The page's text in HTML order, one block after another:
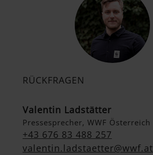
RÜCKFRAGEN
Valentin Ladstätter
Pressesprecher, WWF Österreich
+43 676 83 488 257
valentin.ladstaetter@wwf.at